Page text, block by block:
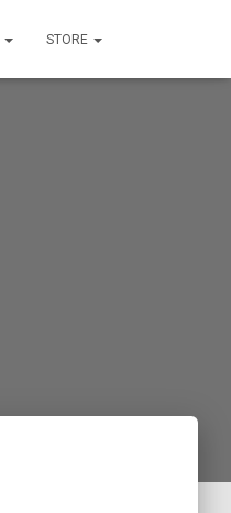
STORE